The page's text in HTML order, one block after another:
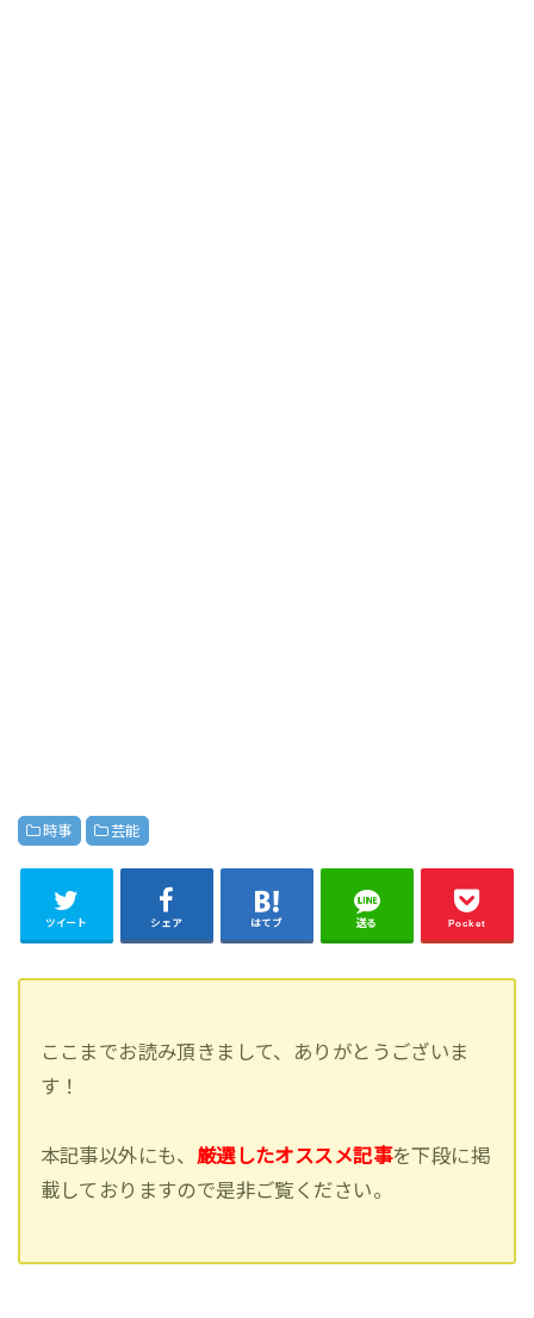
時事 芸能
ツイート シェア はてブ 送る Pocket
ここまでお読み頂きまして、ありがとうございま
す！
本記事以外にも、 厳選したオススメ記事を下段に掲
載しておりますので是非ご覧ください。